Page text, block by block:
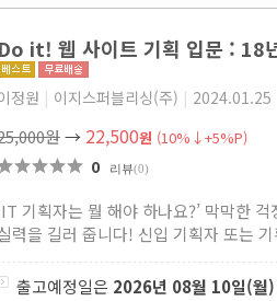
Do it! 웹 사이트 기획 입문 : 18
정원 | 이지스퍼블리싱(주) | 2024.01.25
원→ 22,500원 (10%↓+5%P)
0 리뷰(0)
기획자는 뭘 해야 하나요?’ 막막한
력을 길러 줍니다! 신입 기획자 또는
출고예정일은 2026년 08월 10일(월)